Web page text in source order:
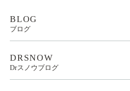
BLOG
ブログ
DRSNOW
Drスノウブログ